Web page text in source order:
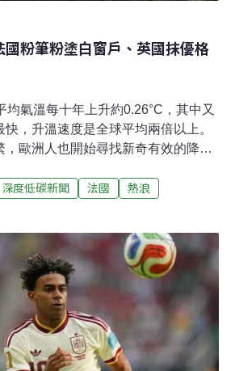
粉筆粉塗白窗戶、英國抹優格
均氣溫每十年上升約0.26°C，其中又
，升溫速度是全球平均兩倍以上。
，歐洲人也開始尋找新奇有效的降溫
窗戶降溫，甚至引發搶購潮。近年，
把希臘優格抹上玻璃能有效降溫，
報導，今年夏天，法國多處氣溫突破
清潔櫥窗與製作塗料的白堊粉，又稱
de Meudon）突然爆紅，甚至賣到
科技媒體網站《Tom’s Guide》，以
堊粉來打磨玻璃、大理石和銀器，
的基底。此外，白堊粉也會被塗在溫
曝曬。白堊粉主要成分是碳酸鈣
深度低碳新聞 法國
熱浪